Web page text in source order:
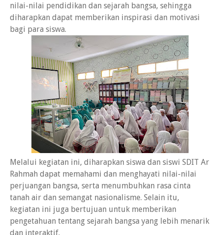
nilai-nilai pendidikan dan sejarah bangsa, sehingga
diharapkan dapat memberikan inspirasi dan motivasi
bagi para siswa.
Melalui kegiatan ini, diharapkan siswa dan siswi SDIT Ar
Rahmah dapat memahami dan menghayati nilai-nilai
perjuangan bangsa, serta menumbuhkan rasa cinta
tanah air dan semangat nasionalisme. Selain itu,
kegiatan ini juga bertujuan untuk memberikan
pengetahuan tentang sejarah bangsa yang lebih menarik
dan interaktif.